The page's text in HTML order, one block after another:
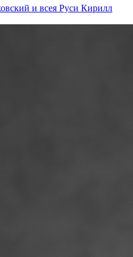
и всея Руси Кирилл